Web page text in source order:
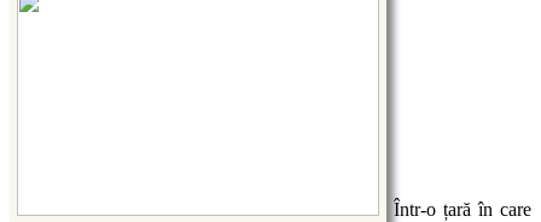
Într-o țară în care